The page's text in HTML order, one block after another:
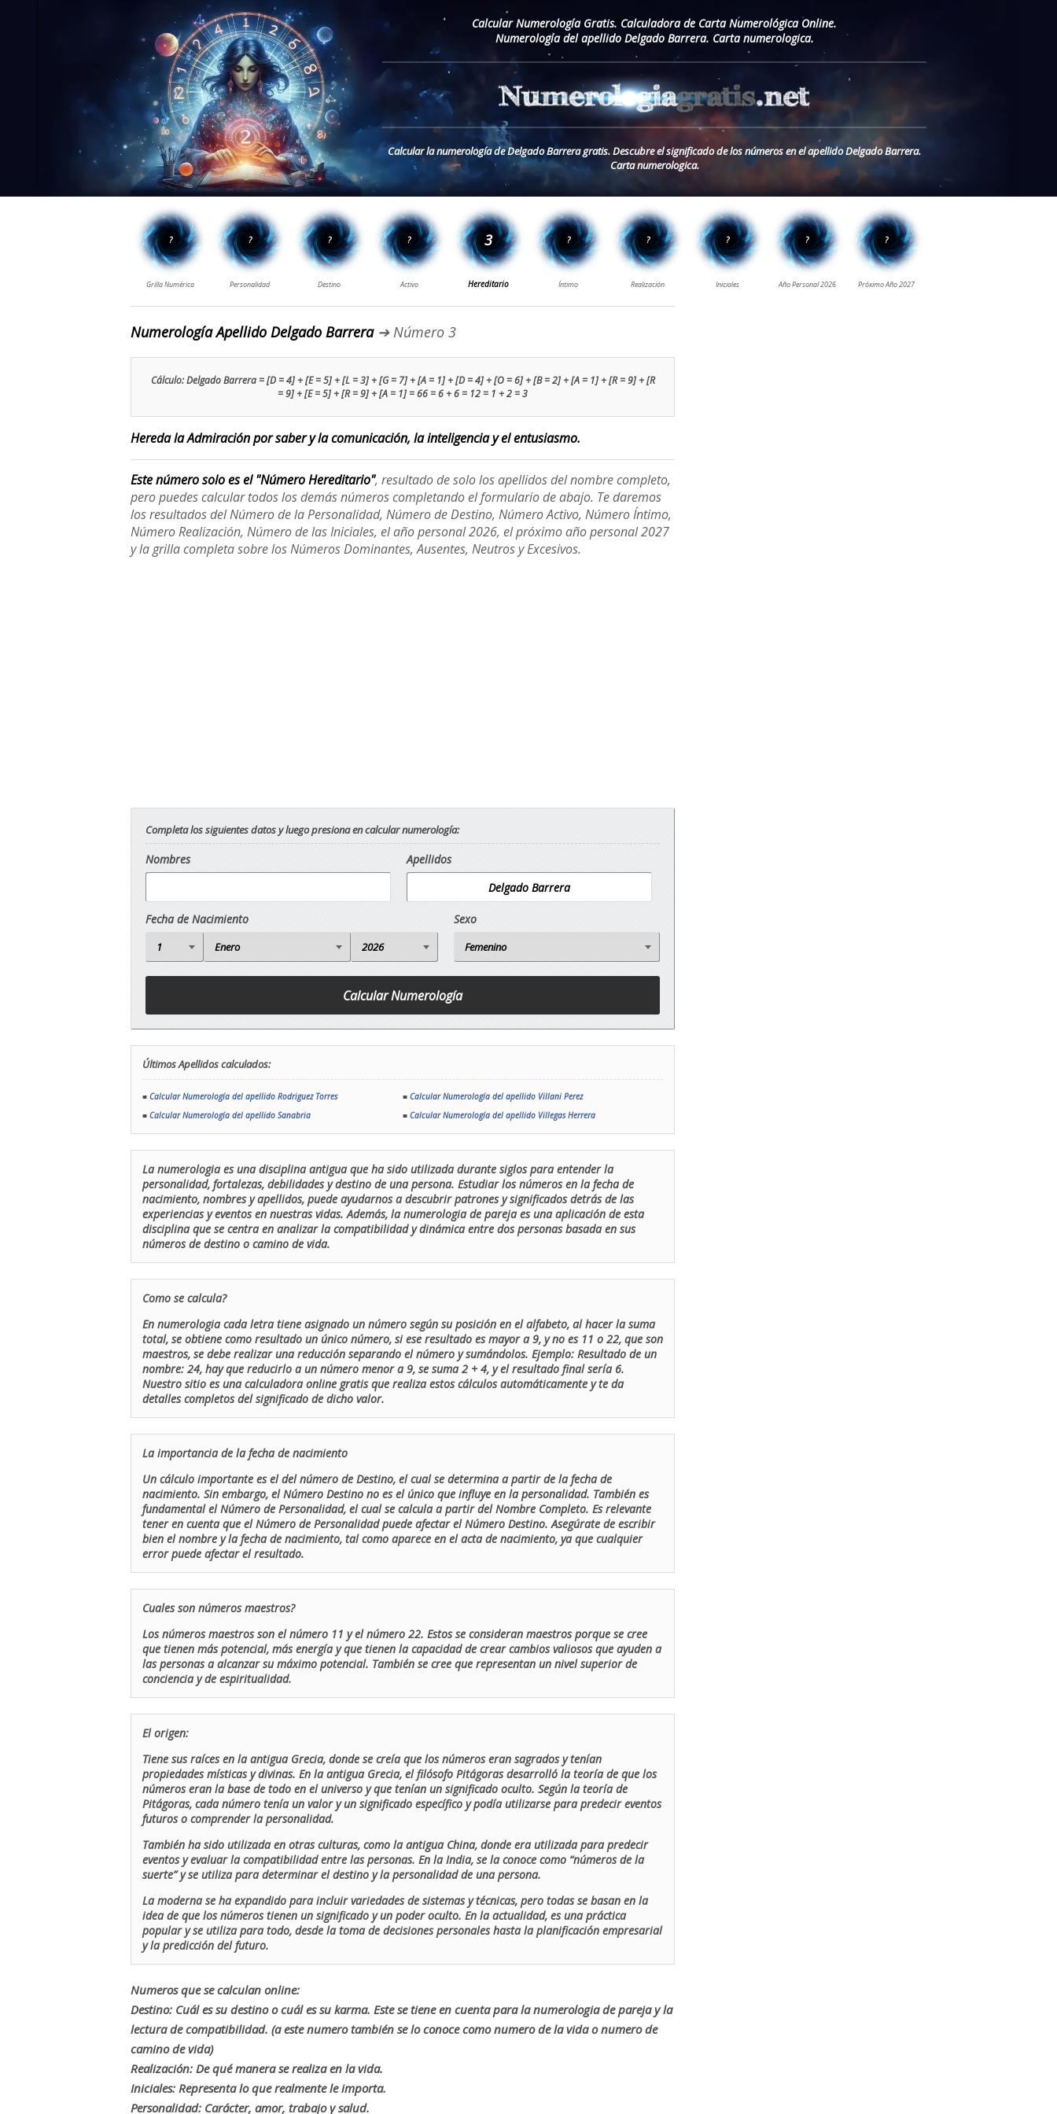
Calcular Numerología Gratis. Calculadora de Carta Numerológica Online.
Numerología del apellido Delgado Barrera. Carta numerologica.
Calcular la numerología de Delgado Barrera gratis. Descubre el significado de los números en el apellido Delgado Barrera.
Carta numerologica.
Numerología Apellido Delgado Barrera➔ Número 3
Cálculo: Delgado Barrera = [D = 4] + [E = 5] + [L = 3] + [G = 7] + [A = 1] + [D = 4] + [O = 6] + [B = 2] + [A = 1] + [R = 9] + [R
= 9] + [E = 5] + [R = 9] + [A = 1] = 66 = 6 + 6 = 12 = 1 + 2 = 3
Hereda la Admiración por saber y la comunicación, la inteligencia y el entusiasmo.
Este número solo es el "Número Hereditario", resultado de solo los apellidos del nombre completo,
pero puedes calcular todos los demás números completando el formulario de abajo. Te daremos
los resultados del Número de la Personalidad, Número de Destino, Número Activo, Número Íntimo,
Número Realización, Número de las Iniciales, el año personal 2026, el próximo año personal 2027
y la grilla completa sobre los Números Dominantes, Ausentes, Neutros y Excesivos.
Completa los siguientes datos y luego presiona en calcular numerología:
Nombres Apellidos
Fecha de Nacimiento Sexo
Últimos Apellidos calculados:
■ Calcular Numerología del apellido Rodriguez Torres ■ Calcular Numerología del apellido Villani Perez
■ Calcular Numerología del apellido Sanabria ■ Calcular Numerología del apellido Villegas Herrera
La numerologia es una disciplina antigua que ha sido utilizada durante siglos para entender la
personalidad, fortalezas, debilidades y destino de una persona. Estudiar los números en la fecha de
nacimiento, nombres y apellidos, puede ayudarnos a descubrir patrones y significados detrás de las
experiencias y eventos en nuestras vidas. Además, la numerologia de pareja es una aplicación de esta
disciplina que se centra en analizar la compatibilidad y dinámica entre dos personas basada en sus
números de destino o camino de vida.
Como se calcula?
En numerologia cada letra tiene asignado un número según su posición en el alfabeto, al hacer la suma
total, se obtiene como resultado un único número, si ese resultado es mayor a 9, y no es 11 o 22, que son
maestros, se debe realizar una reducción separando el número y sumándolos. Ejemplo: Resultado de un
nombre: 24, hay que reducirlo a un número menor a 9, se suma 2 + 4, y el resultado final sería 6.
Nuestro sitio es una calculadora online gratis que realiza estos cálculos automáticamente y te da
detalles completos del significado de dicho valor.
La importancia de la fecha de nacimiento
Un cálculo importante es el del número de Destino, el cual se determina a partir de la fecha de
nacimiento. Sin embargo, el Número Destino no es el único que influye en la personalidad. También es
fundamental el Número de Personalidad, el cual se calcula a partir del Nombre Completo. Es relevante
tener en cuenta que el Número de Personalidad puede afectar el Número Destino. Asegúrate de escribir
bien el nombre y la fecha de nacimiento, tal como aparece en el acta de nacimiento, ya que cualquier
error puede afectar el resultado.
Cuales son números maestros?
Los números maestros son el número 11 y el número 22. Estos se consideran maestros porque se cree
que tienen más potencial, más energía y que tienen la capacidad de crear cambios valiosos que ayuden a
las personas a alcanzar su máximo potencial. También se cree que representan un nivel superior de
conciencia y de espiritualidad.
El origen:
Tiene sus raíces en la antigua Grecia, donde se creía que los números eran sagrados y tenían
propiedades místicas y divinas. En la antigua Grecia, el filósofo Pitágoras desarrolló la teoría de que los
números eran la base de todo en el universo y que tenían un significado oculto. Según la teoría de
Pitágoras, cada número tenía un valor y un significado específico y podía utilizarse para predecir eventos
futuros o comprender la personalidad.
También ha sido utilizada en otras culturas, como la antigua China, donde era utilizada para predecir
eventos y evaluar la compatibilidad entre las personas. En la India, se la conoce como “números de la
suerte” y se utiliza para determinar el destino y la personalidad de una persona.
La moderna se ha expandido para incluir variedades de sistemas y técnicas, pero todas se basan en la
idea de que los números tienen un significado y un poder oculto. En la actualidad, es una práctica
popular y se utiliza para todo, desde la toma de decisiones personales hasta la planificación empresarial
y la predicción del futuro.
Numeros que se calculan online:
Destino: Cuál es su destino o cuál es su karma. Este se tiene en cuenta para la numerologia de pareja y la
lectura de compatibilidad. (a este numero también se lo conoce como numero de la vida o numero de
camino de vida)
Realización: De qué manera se realiza en la vida.
Iniciales: Representa lo que realmente le importa.
Personalidad: Carácter, amor, trabajo y salud.